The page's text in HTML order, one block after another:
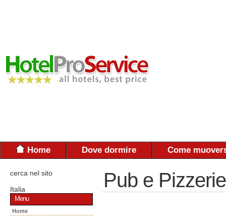
Home Dove dormire Come
cerca nel sito
Italia
Menu
Home
Pub e Pizzerie